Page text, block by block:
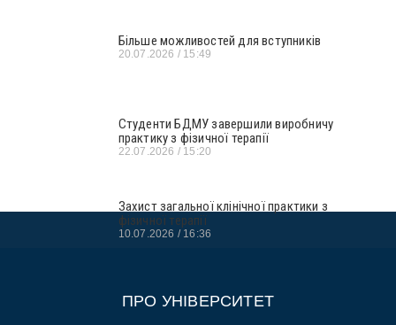
Більше можливостей для вступників
20.07.2026 15:49
Студенти БДМУ завершили виробничу
практику з фізичної терапії
22.07.2026 15:20
Захист загальної клінічної практики з
фізичної терапії
10.07.2026 16:36
ПРО УНІВЕРСИТЕТ